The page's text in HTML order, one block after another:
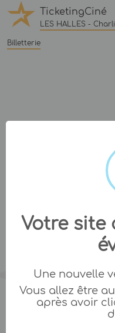
TicketingCiné
LES HALLES -
Billetterie
Votre site
Une nouvelle
Vous allez être
après avoir